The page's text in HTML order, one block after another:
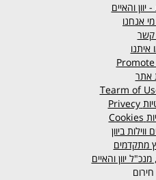
והאיים
אנחנו
קשר
איתנו
אתר
Privecy
Cookies
ביוון
מתקדמים
יוון והאיים